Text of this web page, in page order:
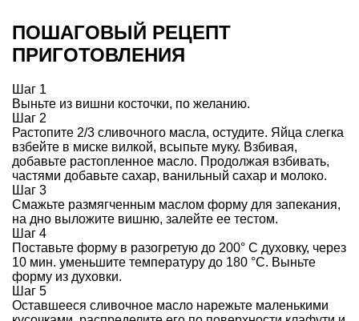
ПОШАГОВЫЙ РЕЦЕПТ
ПРИГОТОВЛЕНИЯ
Шаг 1
Выньте из вишни косточки, по желанию.
Шаг 2
Растопите 2/3 сливочного масла, остудите. Яйца слегка
взбейте в миске вилкой, всыпьте муку. Взбивая,
добавьте растопленное масло. Продолжая взбивать,
частями добавьте сахар, ванильный сахар и молоко.
Шаг 3
Смажьте размягченным маслом форму для запекания,
на дно выложите вишню, залейте ее тестом.
Шаг 4
Поставьте форму в разогретую до 200° С духовку, через
10 мин. уменьшите температуру до 180 °С. Выньте
форму из духовки.
Шаг 5
Оставшееся сливочное масло нарежьте маленькими